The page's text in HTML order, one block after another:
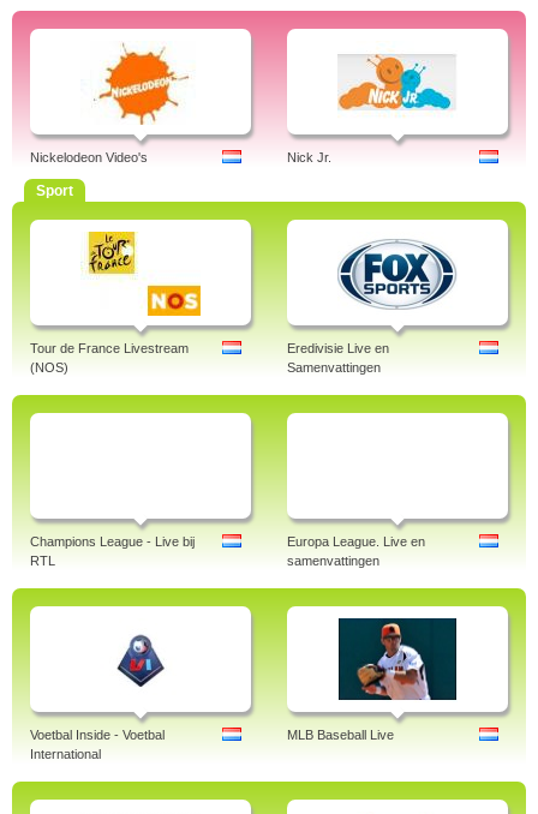
Linked-in
Frankwatching
Meer artikelen over Online TV van Jens:
NPO 3 livestream
RTL Videoland
Kijk
NPO Nieuws 24
NPO Zappelin
Champions League Livestream
Europa League kijken
Nickelodeon Video's Nick Jr.
Sport
Tour de France Livestream
(NOS)
Eredivisie Live en
Samenvattingen
Champions League - Live bij
RTL
Europa League. Live en
samenvattingen
Voetbal Inside - Voetbal
International
MLB Baseball Live